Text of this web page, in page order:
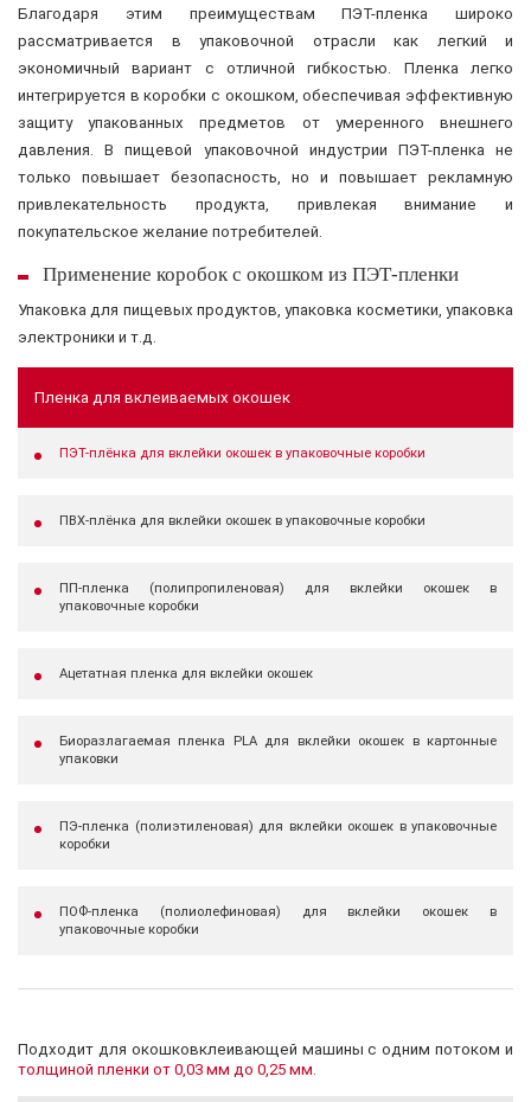
Благодаря этим преимуществам ПЭТ-пленка широко
рассматривается в упаковочной отрасли как легкий и
экономичный вариант с отличной гибкостью. Пленка легко
интегрируется в коробки с окошком, обеспечивая эффективную
защиту упакованных предметов от умеренного внешнего
давления. В пищевой упаковочной индустрии ПЭТ-пленка не
только повышает безопасность, но и повышает рекламную
привлекательность продукта, привлекая внимание и
покупательское желание потребителей.
Применение коробок с окошком из ПЭТ-пленки
Упаковка для пищевых продуктов, упаковка косметики, упаковка
электроники и т.д.
Пленка для вклеиваемых окошек
ПЭТ-плёнка для вклейки окошек в упаковочные коробки
ПВХ-плёнка для вклейки окошек в упаковочные коробки
ПП-пленка (полипропиленовая) для вклейки окошек в
упаковочные коробки
Ацетатная пленка для вклейки окошек
Биоразлагаемая пленка PLA для вклейки окошек в картонные
упаковки
ПЭ-пленка (полиэтиленовая) для вклейки окошек в упаковочные
коробки
ПОФ-пленка (полиолефиновая) для вклейки окошек в
упаковочные коробки
Подходит для окошковклеивающей машины с одним потоком и
толщиной пленки от 0,03 мм до 0,25 мм.